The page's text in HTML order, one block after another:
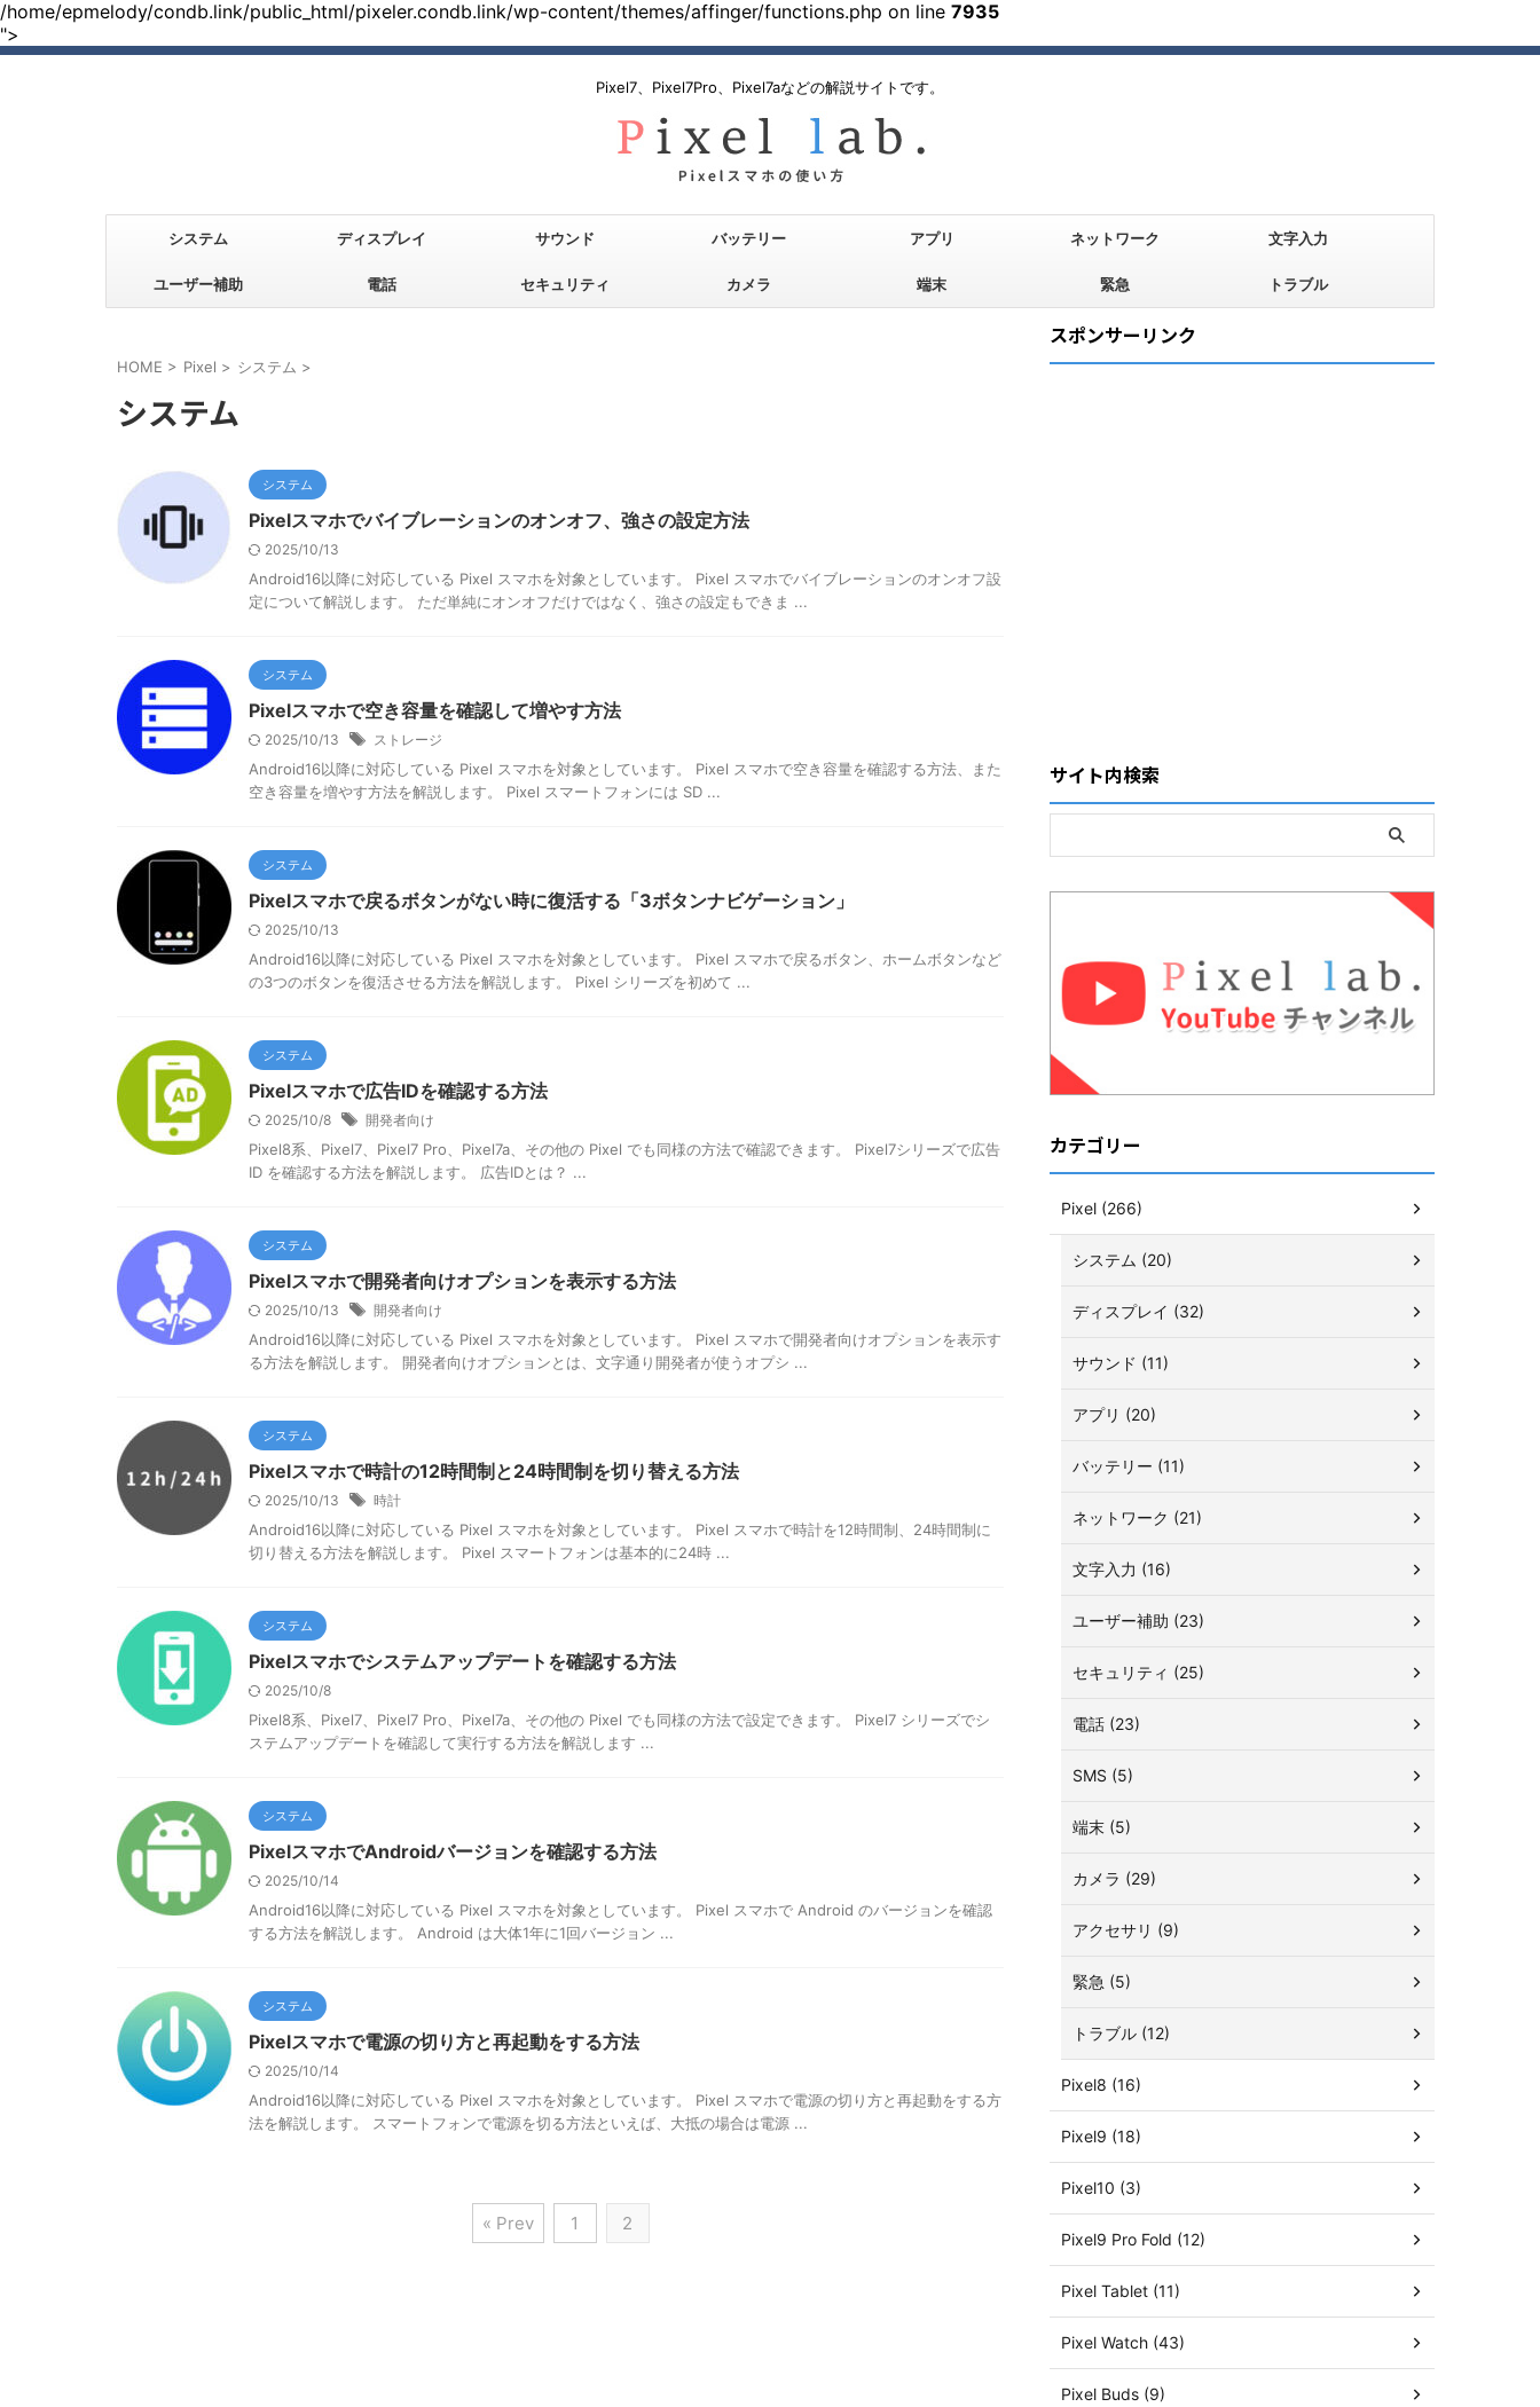
/home/epmelody/condb.link/public_html/pixeler.condb.link/wp-content/themes/affinger/functions.php on line 7935
">
Pixel7、Pixel7Pro、Pixel7aなどの解説サイトです。
システム ディスプレイ サウンド バッテリー アプリ ネットワーク 文字入力
ユーザー補助 電話 セキュリティ カメラ 端末 緊急 トラブル
HOME > Pixel > システム >
システム
システム
Pixelスマホでバイブレーションのオンオフ、強さの設定方法
2025/10/13
Android16以降に対応している Pixel スマホを対象としています。 Pixel スマホでバイブレーションのオンオフ設
定について解説します。 ただ単純にオンオフだけではなく、強さの設定もできま ...
システム
Pixelスマホで空き容量を確認して増やす方法
2025/10/13 ストレージ
Android16以降に対応している Pixel スマホを対象としています。 Pixel スマホで空き容量を確認する方法、また
空き容量を増やす方法を解説します。 Pixel スマートフォンには SD ...
システム
Pixelスマホで戻るボタンがない時に復活する「3ボタンナビゲーション」
2025/10/13
Android16以降に対応している Pixel スマホを対象としています。 Pixel スマホで戻るボタン、ホームボタンなど
の3つのボタンを復活させる方法を解説します。 Pixel シリーズを初めて ...
システム
Pixelスマホで広告IDを確認する方法
2025/10/8 開発者向け
Pixel8系、Pixel7、Pixel7 Pro、Pixel7a、その他の Pixel でも同様の方法で確認できます。 Pixel7シリーズで広告
ID を確認する方法を解説します。 広告IDとは？ ...
システム
Pixelスマホで開発者向けオプションを表示する方法
2025/10/13 開発者向け
Android16以降に対応している Pixel スマホを対象としています。 Pixel スマホで開発者向けオプションを表示す
る方法を解説します。 開発者向けオプションとは、文字通り開発者が使うオプシ ...
システム
Pixelスマホで時計の12時間制と24時間制を切り替える方法
2025/10/13 時計
Android16以降に対応している Pixel スマホを対象としています。 Pixel スマホで時計を12時間制、24時間制に
切り替える方法を解説します。 Pixel スマートフォンは基本的に24時 ...
システム
Pixelスマホでシステムアップデートを確認する方法
2025/10/8
Pixel8系、Pixel7、Pixel7 Pro、Pixel7a、その他の Pixel でも同様の方法で設定できます。 Pixel7 シリーズでシ
ステムアップデートを確認して実行する方法を解説します ...
システム
PixelスマホでAndroidバージョンを確認する方法
2025/10/14
Android16以降に対応している Pixel スマホを対象としています。 Pixel スマホで Android のバージョンを確認
する方法を解説します。 Android は大体1年に1回バージョン ...
システム
Pixelスマホで電源の切り方と再起動をする方法
2025/10/14
Android16以降に対応している Pixel スマホを対象としています。 Pixel スマホで電源の切り方と再起動をする方
法を解説します。 スマートフォンで電源を切る方法といえば、大抵の場合は電源 ...
« Prev 1 2
スポンサーリンク
サイト内検索
カテゴリー
Pixel (266)
システム (20)
ディスプレイ (32)
サウンド (11)
アプリ (20)
バッテリー (11)
ネットワーク (21)
文字入力 (16)
ユーザー補助 (23)
セキュリティ (25)
電話 (23)
SMS (5)
端末 (5)
カメラ (29)
アクセサリ (9)
緊急 (5)
トラブル (12)
Pixel8 (16)
Pixel9 (18)
Pixel10 (3)
Pixel9 Pro Fold (12)
Pixel Tablet (11)
Pixel Watch (43)
Pixel Buds (9)